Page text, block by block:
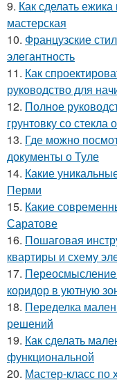
9. Как сделать
мастерская
10. Французские
элегантность
11. Как
руководство для
12. Полное
грунтовку со стекла
13. Где можно
документы о Туле
14. Какие
Перми
15. Какие
Саратове
16. Пошаговая
квартиры и схему
17. Переосмысление
коридор в уютную
18. Переделка
решений
19. Как сделать
функциональной
20. Мастер-класс по